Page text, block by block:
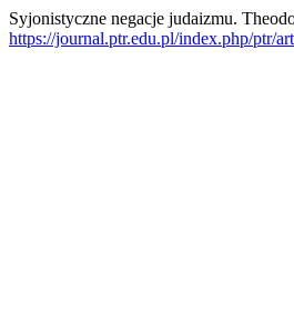
Syjonistyczne negacje judaizmu.
https://journal.ptr.edu.pl/index.php/ptr/